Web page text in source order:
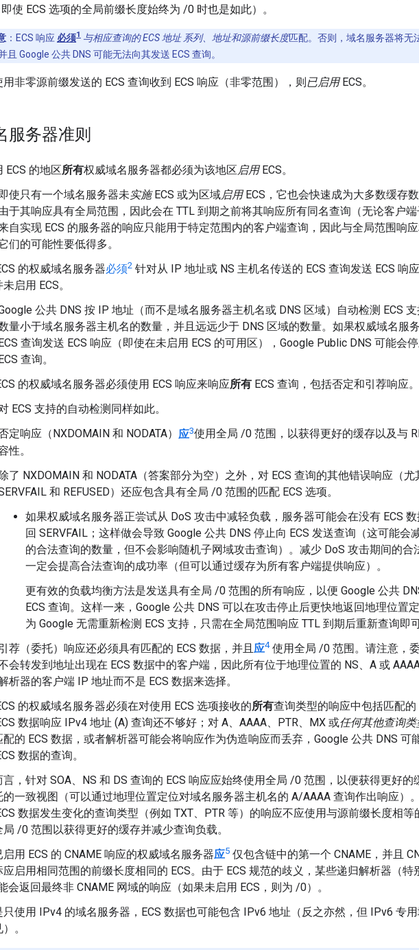
即使 ECS 选项的全局前缀长度始终为 /0 时也是如此）。
：ECS 响应 必须1 与相应查询的 ECS 地址 系列、地址和源前缀长度匹配。否则，域名服务器将无
且 Google 公共 DNS 可能无法向其发送 ECS 查询。
用非零源前缀发送的 ECS 查询收到 ECS 响应（非零范围），则已启用ECS。
服务器准则
ECS 的地区所有权威域名服务器都必须为该地区启用ECS。
使只有一个域名服务器未实施ECS 或为区域启用ECS，它也会快速成为大多数缓存数
于其响应具有全局范围，因此会在 TTL 到期之前将其响应所有同名查询（无论客户端
自实现 ECS 的服务器的响应只能用于特定范围内的客户端查询，因此与全局范围响
们的可能性要低得多。
的权威域名服务器必须2 针对从 IP 地址或 NS 主机名传送的 ECS 查询发送 ECS 响
启用 ECS。
公共 DNS 按 IP 地址（而不是域名服务器主机名或 DNS 区域）自动检测 ECS
量小于域名服务器主机名的数量，并且远远少于 DNS 区域的数量。如果权威域名服
ECS 查询发送 ECS 响应（即使在未启用 ECS 的可用区），Google Public DNS 可能会
ECS 查询。
的权威域名服务器必须使用 ECS 响应来响应所有 ECS 查询，包括否定和引荐响应。
ECS 支持的自动检测同样如此。
定响应（NXDOMAIN 和 NODATA） 应3使用全局 /0 范围，以获得更好的缓存以及与
性。
了 NXDOMAIN 和 NODATA（答案部分为空）之外，对 ECS 查询的其他错误响应（尤
和 REFUSED）还应包含具有全局 /0 范围的匹配 ECS 选项。
如果权威域名服务器正尝试从 DoS 攻击中减轻负载，服务器可能会在没有 ECS
回 SERVFAIL；这样做会导致 Google 公共 DNS 停止向 ECS 发送查询（这可能会
的合法查询的数量，但不会影响随机子网域攻击查询）。减少 DoS 攻击期间的合
一定会提高合法查询的成功率（但可以通过缓存为所有客户端提供响应）。
更有效的负载均衡方法是发送具有全局 /0 范围的所有响应，以便 Google 公共
ECS 查询。 这样一来，Google 公共 DNS 可以在攻击停止后更快地返回地理位置
为 Google 无需重新检测 ECS 支持，只需在全局范围响应 TTL 到期后重新查询即可
荐（委托）响应还必须具有匹配的 ECS 数据，并且 应4使用全局 /0 范围。请注意，
会转发到地址出现在 ECS 数据中的客户端，因此所有位于地理位置的 NS、A 或
析器的客户端 IP 地址而不是 ECS 数据来选择。
的权威域名服务器必须在对使用 ECS 选项接收的所有查询类型的响应中包括匹配的
数据响应 IPv4 地址 (A) 查询还不够好；对 A、AAAA、PTR、MX 或任何其他查询类
配的 ECS 数据，或者解析器可能会将响应作为伪造响应而丢弃，Google 公共 DNS 可
数据的查询。
言，针对 SOA、NS 和 DS 查询的 ECS 响应应始终使用全局 /0 范围，以便获得更好的
的一致视图（可以通过地理位置定位对域名服务器主机名的 A/AAAA 查询作出响应）
数据发生变化的查询类型（例如 TXT、PTR 等）的响应不应使用与源前缀长度相等
局 /0 范围以获得更好的缓存并减少查询负载。
用 ECS 的 CNAME 响应的权威域名服务器应5 仅包含链中的第一个 CNAME，并且
应启用相同范围的前缀长度相同的 ECS。由于 ECS 规范的歧义，某些递归解析器（特
会返回最终非 CNAME 网域的响应（如果未启用 ECS，则为 /0）。
只使用 IPv4 的域名服务器，ECS 数据也可能包含 IPv6 地址（反之亦然，但 IPv6 专
。